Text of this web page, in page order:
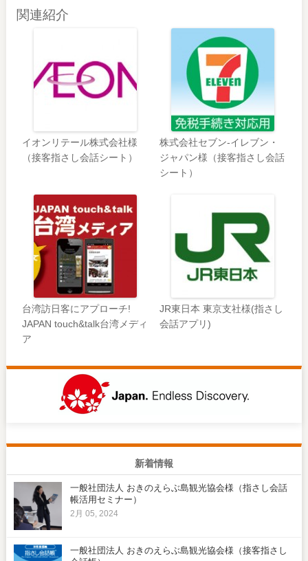
関連紹介
イオンリテール株式会社様
（接客指さし会話シート）
株式会社セブン-イレブン・
ジャパン様（接客指さし会話
シート）
台湾訪日客にアプローチ!
JAPAN touch&talk台湾メディ
ア
JR東日本 東京支社様(指さし
会話アプリ)
新着情報
一般社団法人 おきのえらぶ島観光協会様（指さし会話
帳活用セミナー）
2月 05, 2024
一般社団法人 おきのえらぶ島観光協会様（接客指さし